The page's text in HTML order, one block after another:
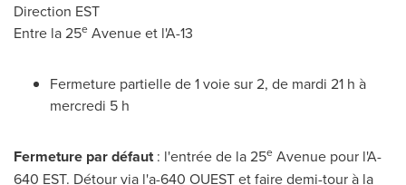
Direction EST
Entre la 25e Avenue et l'A-13
Fermeture partielle de 1 voie sur 2, de mardi 21 h à
mercredi 5 h
Fermeture par défaut: l'entrée de la 25e Avenue pour l'A-
640 EST. Détour via l'a-640 OUEST et faire demi-tour à la